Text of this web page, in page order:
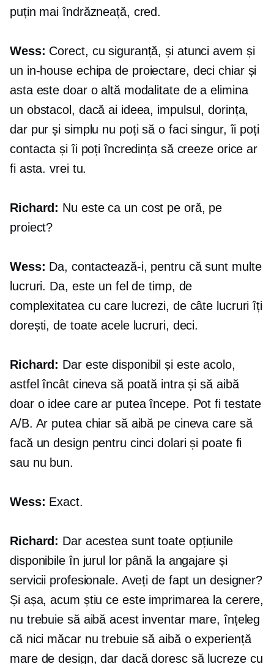
puțin mai îndrăzneață, cred.
Wess: Corect, cu siguranță, și atunci avem și
un in-houseechipa de proiectare, deci chiar și
asta este doar o altă modalitate de a elimina
un obstacol, dacă ai ideea, impulsul, dorința,
dar pur și simplu nu poți să o faci singur, îi poți
contacta și îi poți încredința să creeze orice ar
fi asta. vrei tu.
Richard: Nu este ca un cost pe oră, pe
proiect?
Wess: Da, contactează-i, pentru că sunt multe
lucruri. Da, este un fel de timp, de
complexitatea cu care lucrezi, de câte lucruri îți
dorești, de toate acele lucruri, deci.
Richard: Dar este disponibil și este acolo,
astfel încât cineva să poată intra și să aibă
doar o idee care ar putea începe. Pot fi testate
A/B. Ar putea chiar să aibă pe cineva care să
facă un design pentru cinci dolari și poate fi
sau nu bun.
Wess: Exact.
Richard: Dar acestea sunt toate opțiunile
disponibile în jurul lor până la angajare și
servicii profesionale. Aveți de fapt un designer?
Și așa, acum știu ce este imprimarea la cerere,
nu trebuie să aibă acest inventar mare, înțeleg
că nici măcar nu trebuie să aibă o experiență
mare de design, dar dacă doresc să lucreze cu